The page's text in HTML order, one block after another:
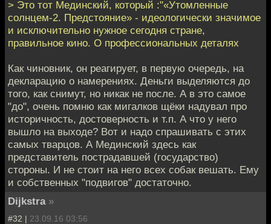
> Это тот Мединский, который :"«Утомленные
солнцем-2. Предстояние» - идеологически значимое
и исключительно нужное сегодня стране,
правильное кино. О профессиональных деталях
Как чиновник, он реагирует, в первую очередь, на
декларацию о намерениях. Деньги выделяются до
того, как снимут, но никак не после. А в это самое
"до", очень помню как мигалков щёки надувал про
историчность, достоверность и т.п. А что у него
вышло на выходе? Вот и надо спрашивать с этих
самых тварцов. А Мединский здесь как
представитель пострадавшей (государство)
стороны. И не стоит на него всех собак вешать. Ему
и собственных "подвигов" достаточно.
Dijkstra »
#32 | 23.09.16 03:56